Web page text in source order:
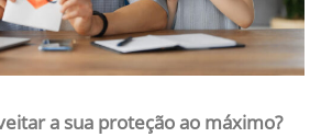
a sua proteção ao máximo?